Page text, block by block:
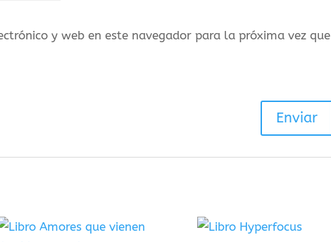
y web en este navegador para la próxima vez que